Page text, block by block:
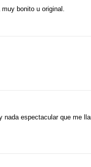
bonito u original.
espectacular que me